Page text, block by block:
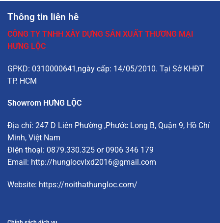
Thông tin liên hê
CÔNG TY TNHH XÂY DỰNG SẢN XUẤT THƯƠNG MẠI
HƯNG LỘC
GPKD: 0310000641,ngày cấp: 14/05/2010. Tại Sở KHĐT
TP. HCM
Showrom HƯNG LỘC
Địa chỉ: 247 D Liên Phường ,Phước Long B, Quận 9, Hồ Chí
Minh, Việt Nam
Điện thoại: 0879.330.325 or 0906 346 179
Email: http://hunglocvlxd2016@gmail.com
Website: https://noithathungloc.com/